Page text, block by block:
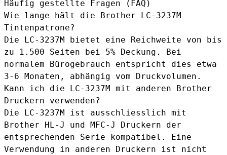
Häufig gestellte Fragen (FAQ)
Wie lange hält die Brother LC-3237M
Tintenpatrone?
Die LC-3237M bietet eine Reichweite von bis
zu 1.500 Seiten bei 5% Deckung. Bei
normalem Bürogebrauch entspricht dies etwa
3-6 Monaten, abhängig vom Druckvolumen.
Kann ich die LC-3237M mit anderen Brother
Druckern verwenden?
Die LC-3237M ist ausschliess­lich mit
Brother HL-J und MFC-J Druckern der
entsprechenden Serie kompatibel. Eine
Verwendung in anderen Druckern ist nicht